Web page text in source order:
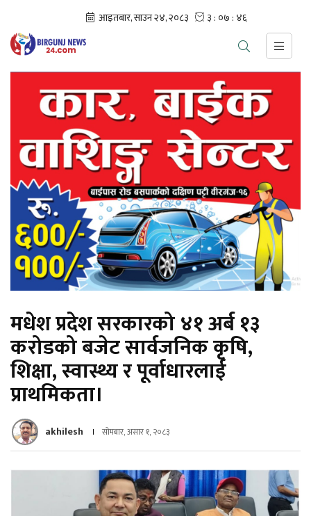
मधेश प्रदेश सरकारको ४१ अर्ब १३
करोडको बजेट सार्वजनिक कृषि,
शिक्षा, स्वास्थ्य र पूर्वाधारलाई
प्राथमिकता।
akhilesh सोमबार, असार १, २०८३